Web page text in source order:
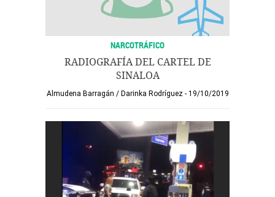
NARCOTRÁFICO
RADIOGRAFÍA DEL CARTEL DE
SINALOA
Almudena Barragán / Darinka Rodríguez 19/10/2019